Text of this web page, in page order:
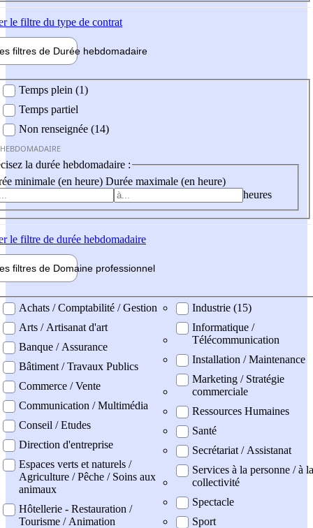
le filtre du type de contrat
filtres de Durée hebdomadaire
Temps plein (1)
Temps partiel
Non renseignée (14)
la durée hebdomadaire :
minimale (en heure) Durée maximale (en heure)
heures
le filtre de durée hebdomadaire
filtres de Domaine professionnel
professionel
Achats / Comptabilité / Gestion
Arts / Artisanat d'art
Banque / Assurance
Bâtiment / Travaux Publics
Commerce / Vente
Communication / Multimédia
Conseil / Etudes
Direction d'entreprise
Espaces verts et naturels /
Agriculture / Pêche / Soins aux
animaux
Hôtellerie - Restauration /
Tourisme / Animation
Industrie (15)
Informatique /
Télécommunication
Installation / Maintenance
Marketing / Stratégie
commerciale
Ressources Humaines
Santé
Secrétariat / Assistanat
Services à la personne / à la
collectivité
Spectacle
Sport